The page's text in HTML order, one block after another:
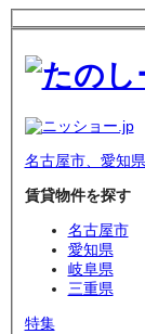
名古屋市、愛知
賃貸物件を探す
名古屋市
愛知県
岐阜県
三重県
特集